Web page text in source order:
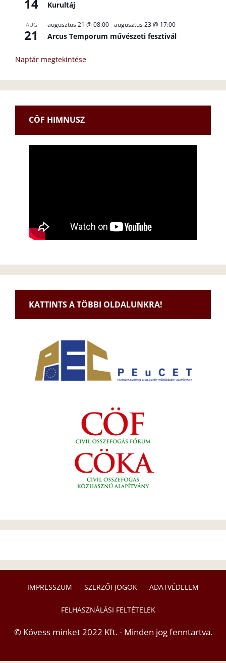
14 Kurultáj
AUG
21
augusztus 21 @ 08:00-augusztus 23 @ 17:00
Arcus Temporum művészeti fesztivál
Naptár megtekintése
CÖF HIMNUSZ
KATTINTS A TÖBBI OLDALUNKRA!
IMPRESSZUM SZERZŐI JOGOK ADATVÉDELEM
FELHASZNÁLÁSI FELTÉTELEK
© Kövess minket 2022 Kft. - Minden jog fenntartva.